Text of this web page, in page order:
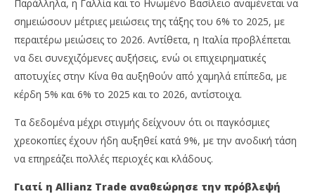
Παράλληλα, η Γαλλία και το Ηνωμένο Βασίλειο αναμένεται να
σημειώσουν μέτριες μειώσεις της τάξης του 6% το 2025, με
περαιτέρω μειώσεις το 2026. Αντίθετα, η Ιταλία προβλέπεται
να δει συνεχιζόμενες αυξήσεις, ενώ οι επιχειρηματικές
αποτυχίες στην Κίνα θα αυξηθούν από χαμηλά επίπεδα, με
κέρδη 5% και 6% το 2025 και το 2026, αντίστοιχα.
Τα δεδομένα μέχρι στιγμής δείχνουν ότι οι παγκόσμιες
χρεοκοπίες έχουν ήδη αυξηθεί κατά 9%, με την ανοδική τάση
να επηρεάζει πολλές περιοχές και κλάδους.
Γιατί η Allianz Trade αναθεώρησε την πρόβλεψή